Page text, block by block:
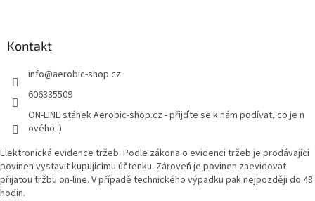
Kontakt
info@aerobic-shop.cz
606335509
ON-LINE stánek Aerobic-shop.cz - přijďte se k nám podívat, co je n
ového :)
Elektronická evidence tržeb: Podle zákona o evidenci tržeb je prodávající
povinen vystavit kupujícímu účtenku. Zároveň je povinen zaevidovat
přijatou tržbu on-line. V případě technického výpadku pak nejpozději do 48
hodin.